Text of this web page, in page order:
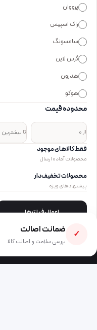
پرووان
راک اسپیس
سامسونگ
گرین لاین
هدرون
هوکو
محدوده قیمت
از تا
فقط کالاهای موجود
محصولات آماده ارسال
محصولات تخفیف‌دار
پیشنهادهای ویژه
اعمال فیلترها
✓ ضمانت اصالت
بررسی سلامت و اصالت کالا